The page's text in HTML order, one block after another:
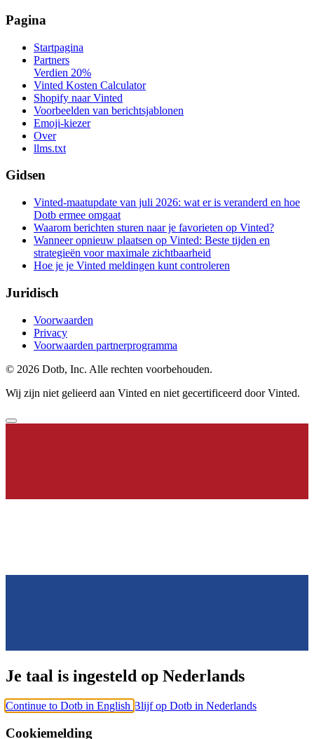
Pagina
Startpagina
Partners
Verdien 20%
Vinted Kosten Calculator
Shopify naar Vinted
Voorbeelden van berichtsjablonen
Emoji-kiezer
Over
llms.txt
Gidsen
Vinted-maatupdate van juli 2026: wat er is veranderd en hoe
Dotb ermee omgaat
Waarom berichten sturen naar je favorieten op Vinted?
Wanneer opnieuw plaatsen op Vinted: Beste tijden en
strategieën voor maximale zichtbaarheid
Hoe je je Vinted meldingen kunt controleren
Juridisch
Voorwaarden
Privacy
Voorwaarden partnerprogramma
© 2026 Dotb, Inc. Alle rechten voorbehouden.
Wij zijn niet gelieerd aan Vinted en niet gecertificeerd door Vinted.
Je taal is ingesteld op Nederlands
Continue to Dotb in English Blijf op Dotb in Nederlands
Cookiemelding